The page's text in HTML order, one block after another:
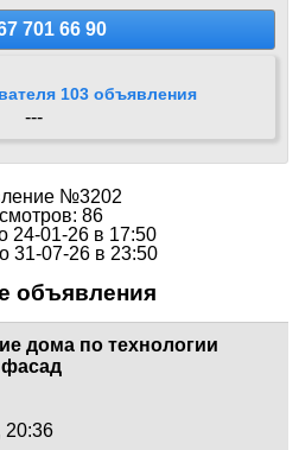
701 66 90
103 объявления
---
№3202
86
24-01-26 в 17:50
31-07-26 в 23:50
объявления
дома по технологии
20:36